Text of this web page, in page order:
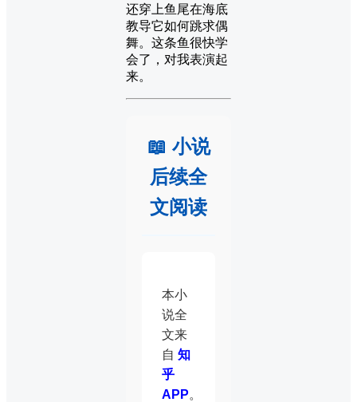
还穿上鱼尾在海底
教导它如何跳求偶
舞。这条鱼很快学
会了，对我表演起
来。
📖 小说
后续全
文阅读
本小
说全
文来
自 知
乎
APP。